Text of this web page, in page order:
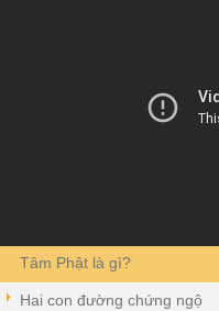
Tâm Phật là gì?
Hai con đường chứng ngộ